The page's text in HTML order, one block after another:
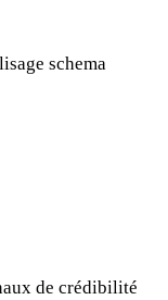
schema
de crédibilité